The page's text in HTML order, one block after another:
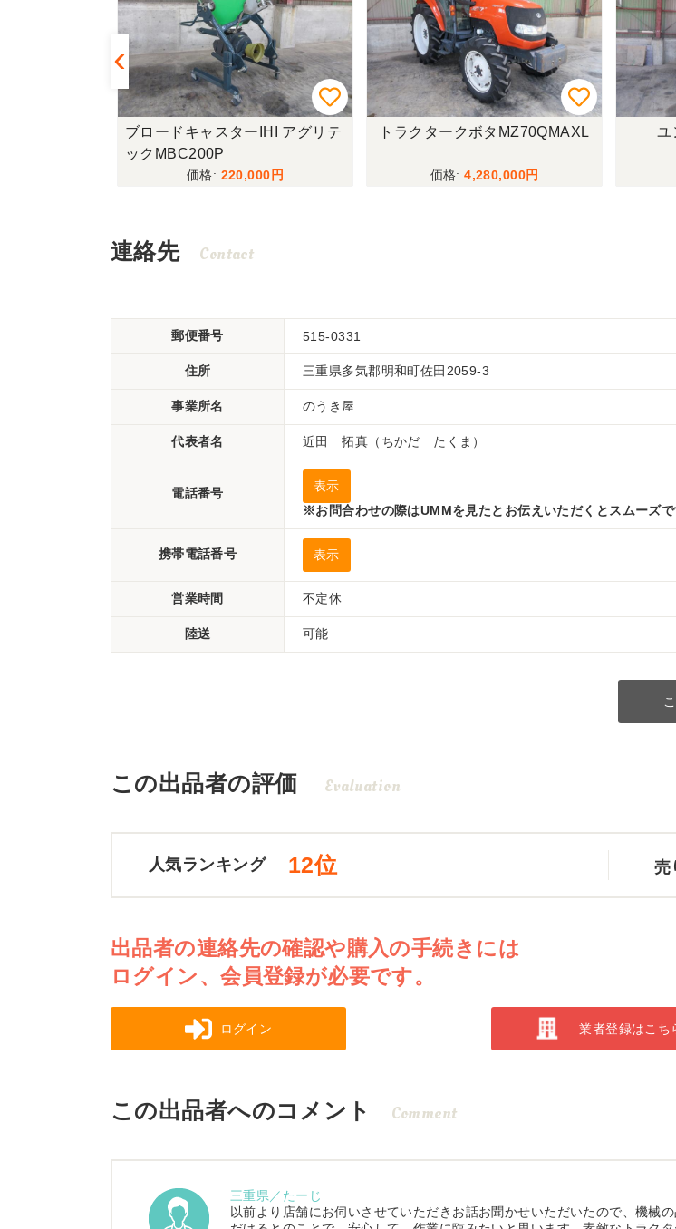
ブロードキャスターIHI アグリテ
ックMBC200P
220,000
トラクタークボタMZ70QMAXL
4,280,000
ユ
連絡先 Contact
郵便番号 515-0331
住所 三重県多気郡明和町佐田2059-3
事業所名 のうき屋
代表者名 近田 拓真（ちかだ たくま）
電話番号
表示
※お問合わせの際はUMMを見たとお伝えいただくとスムーズで
携帯電話番号 表示
営業時間 不定休
陸送 可能
この出品者の評価 Evaluation
人気ランキング 12位 売
出品者の連絡先の確認や購入の手続きには
ログイン、会員登録が必要です。
ログイン 業者登録はこち
この出品者へのコメント Comment
三重県／たーじ
以前より店舗にお伺いさせていただきお話お聞かせいただいたので、機械